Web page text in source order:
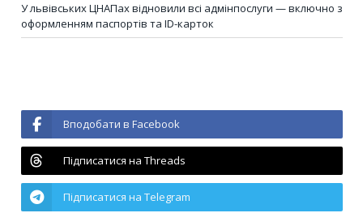
У львівських ЦНАПах відновили всі адмінпослуги — включно з
оформленням паспортів та ID-карток
Вподобати в Facebook
Підписатися на Threads
Підписатися на Telegram